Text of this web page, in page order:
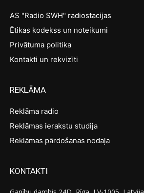
AS "Radio SWH" radiostacijas
Ētikas kodekss un noteikumi
Privātuma politika
Kontakti un rekvizīti
REKLĀMA
Reklāma radio
Reklāmas ierakstu studija
Reklāmas pārdošanas nodaļa
KONTAKTI